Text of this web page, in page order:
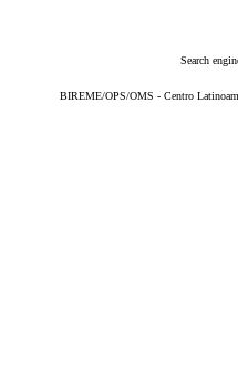
Search
BIREME/OPS/OMS - Centro